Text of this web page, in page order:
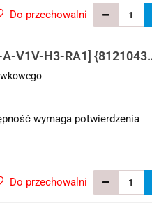
Do przechowalni
V1V-H3-RA1] {8121043}
wymaga potwierdzenia
Do przechowalni